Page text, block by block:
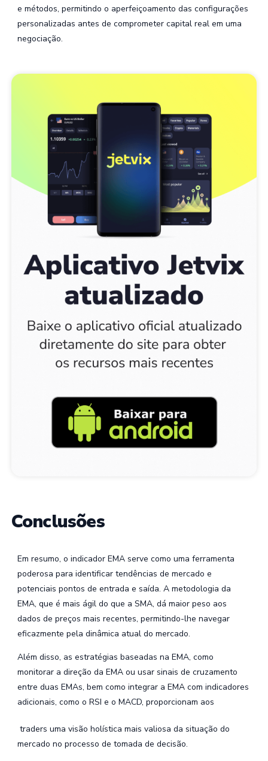
e métodos, permitindo o aperfeiçoamento das configurações
personalizadas antes de comprometer capital real em uma
negociação.
Conclusões
Em resumo, o indicador EMA serve como uma ferramenta
poderosa para identificar tendências de mercado e
potenciais pontos de entrada e saída. A metodologia da
EMA, que é mais ágil do que a SMA, dá maior peso aos
dados de preços mais recentes, permitindo-lhe navegar
eficazmente pela dinâmica atual do mercado.
Além disso, as estratégias baseadas na EMA, como
monitorar a direção da EMA ou usar sinais de cruzamento
entre duas EMAs, bem como integrar a EMA com indicadores
adicionais, como o RSI e o MACD, proporcionam aos
traders uma visão holística mais valiosa da situação do
mercado no processo de tomada de decisão.